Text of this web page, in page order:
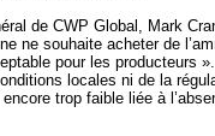
de CWP Global, Mark
ne souhaite acheter de
pour les producteurs
locales ni de la
encore trop faible liée à